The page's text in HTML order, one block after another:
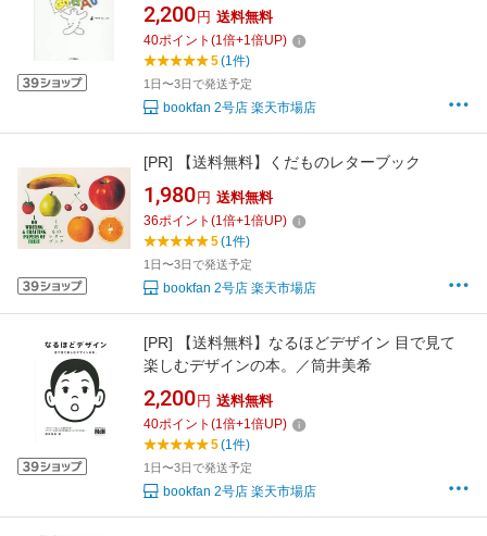
2,200 円 送料無料
40ポイント (1倍+1倍UP)
5(1件)
1日〜3日で発送予定
bookfan 2号店 楽天市場店
[PR] 【送料無料】くだものレターブック
1,980 円 送料無料
36ポイント (1倍+1倍UP)
5(1件)
1日〜3日で発送予定
bookfan 2号店 楽天市場店
[PR]
【送料無料】なるほどデザイン 目で見て
楽しむデザインの本。／筒井美希
2,200 円 送料無料
40ポイント (1倍+1倍UP)
5(1件)
1日〜3日で発送予定
bookfan 2号店 楽天市場店